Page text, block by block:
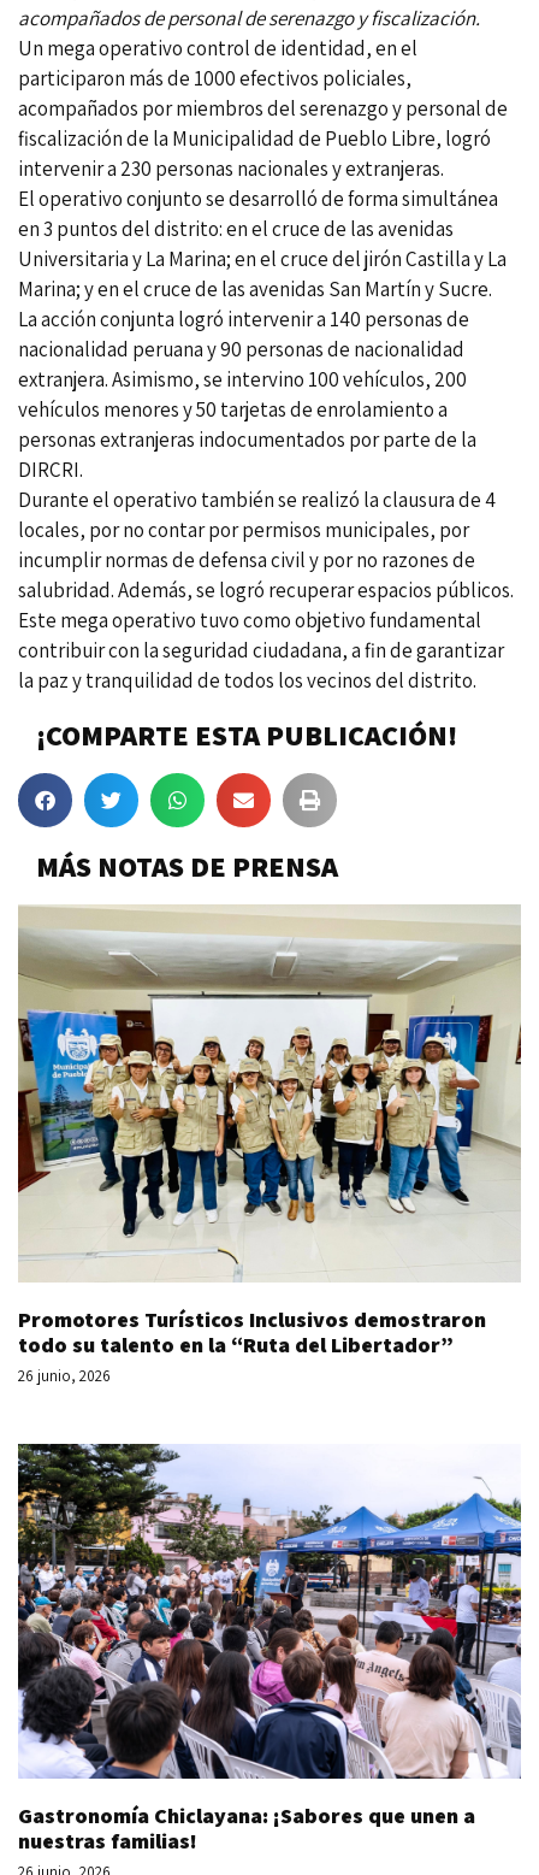
acompañados de personal de serenazgo y fiscalización.
Un mega operativo control de identidad, en el
participaron más de 1000 efectivos policiales,
acompañados por miembros del serenazgo y personal de
fiscalización de la Municipalidad de Pueblo Libre, logró
intervenir a 230 personas nacionales y extranjeras.
El operativo conjunto se desarrolló de forma simultánea
en 3 puntos del distrito: en el cruce de las avenidas
Universitaria y La Marina; en el cruce del jirón Castilla y La
Marina; y en el cruce de las avenidas San Martín y Sucre.
La acción conjunta logró intervenir a 140 personas de
nacionalidad peruana y 90 personas de nacionalidad
extranjera. Asimismo, se intervino 100 vehículos, 200
vehículos menores y 50 tarjetas de enrolamiento a
personas extranjeras indocumentados por parte de la
DIRCRI.
Durante el operativo también se realizó la clausura de 4
locales, por no contar por permisos municipales, por
incumplir normas de defensa civil y por no razones de
salubridad. Además, se logró recuperar espacios públicos.
Este mega operativo tuvo como objetivo fundamental
contribuir con la seguridad ciudadana, a fin de garantizar
la paz y tranquilidad de todos los vecinos del distrito.
¡COMPARTE ESTA PUBLICACIÓN!
MÁS NOTAS DE PRENSA
Promotores Turísticos Inclusivos demostraron
todo su talento en la “Ruta del Libertador”
26 junio, 2026
Gastronomía Chiclayana: ¡Sabores que unen a
nuestras familias!